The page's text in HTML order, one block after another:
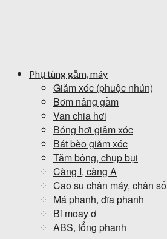
Phụ tùng gầm, máy
Giảm xóc (phuộc nhún)
Bơm nâng gầm
Van chia hơi
Bóng hơi giảm xóc
Bát bèo giảm xóc
Tăm bông, chụp bụi
Càng I, càng A
Cao su chân máy, chân số
Má phanh, đĩa phanh
Bi moay ơ
ABS, tổng phanh